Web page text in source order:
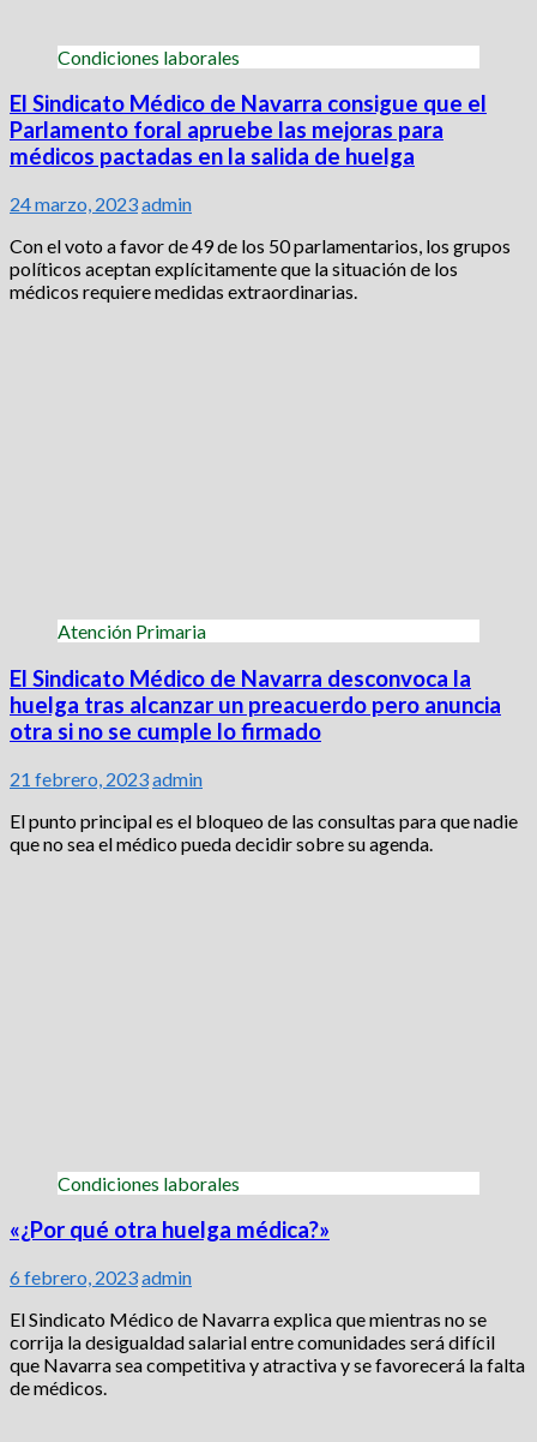
Condiciones laborales
El Sindicato Médico de Navarra consigue que el
Parlamento foral apruebe las mejoras para
médicos pactadas en la salida de huelga
24 marzo, 2023admin
Con el voto a favor de 49 de los 50 parlamentarios, los grupos
políticos aceptan explícitamente que la situación de los
médicos requiere medidas extraordinarias.
Atención Primaria
El Sindicato Médico de Navarra desconvoca la
huelga tras alcanzar un preacuerdo pero anuncia
otra si no se cumple lo firmado
21 febrero, 2023admin
El punto principal es el bloqueo de las consultas para que nadie
que no sea el médico pueda decidir sobre su agenda.
Condiciones laborales
«¿Por qué otra huelga médica?»
6 febrero, 2023admin
El Sindicato Médico de Navarra explica que mientras no se
corrija la desigualdad salarial entre comunidades será difícil
que Navarra sea competitiva y atractiva y se favorecerá la falta
de médicos.